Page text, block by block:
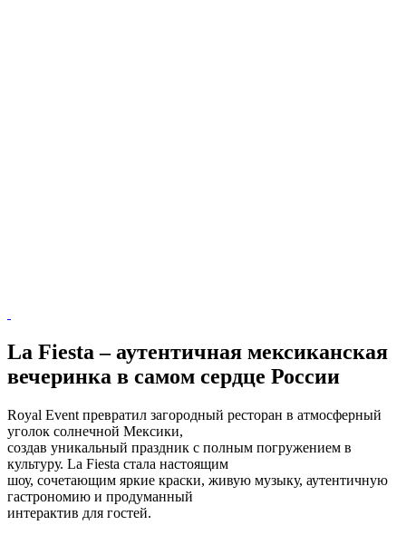
La Fiesta – аутентичная мексиканская
вечеринка в самом сердце России
Royal Event превратил загородный ресторан в атмосферный
уголок солнечной Мексики,
создав уникальный праздник с полным погружением в
культуру. La Fiesta стала настоящим
шоу, сочетающим яркие краски, живую музыку, аутентичную
гастрономию и продуманный
интерактив для гостей.